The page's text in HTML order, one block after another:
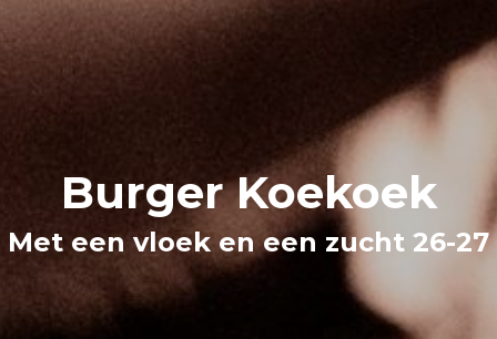
Burger Koekoek
Met een vloek en een zucht 26-27